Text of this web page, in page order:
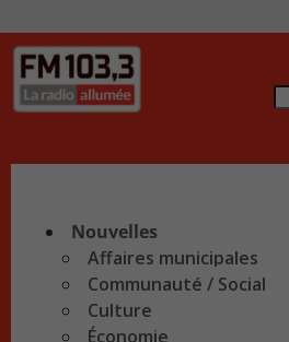
Nouvelles
Affaires municipales
Communauté / Social
Culture
Économie